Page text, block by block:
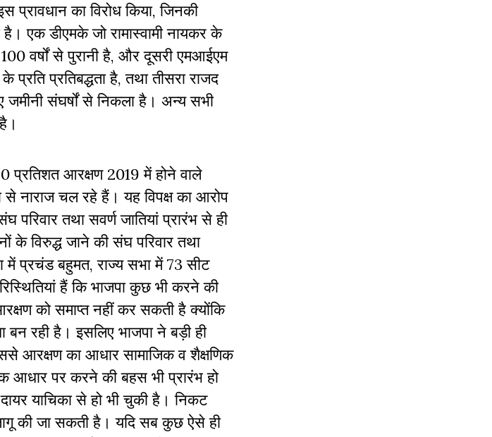
प्रावधान का विरोध किया,जिनकी
है। एक डीएमके जो रामास्वामी नायकर के
वर्षों से पुरानी है, और दूसरी एमआईएम
के प्रति प्रतिबद्धता है,तथा तीसरा राजद
जमीनी संघर्षों से निकला है। अन्य सभी
है।
प्रतिशत आरक्षण2019में होने वाले
से नाराज चल रहे हैं। यह विपक्ष का आरोप
परिवार तथा सवर्ण जातियां प्रारंभ से ही
के विरुद्ध जाने की संघ परिवार तथा
में प्रचंड बहुमत,राज्य सभा में73सीट
हैं कि भाजपा कुछ भी करने की
को समाप्त नहीं कर सकती है क्योंकि
बन रही है। इसलिए भाजपा ने बड़ी ही
आरक्षण का आधार सामाजिक व शैक्षणिक
आधार पर करने की बहस भी प्रारंभ हो
दायर याचिका से हो भी चुकी है। निकट
की जा सकती है। यदि सब कुछ ऐसे ही